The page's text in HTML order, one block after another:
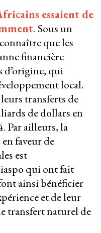
essaient de
Sous un
que les
financière
d’origine, qui
local.
transferts de
de dollars en
Par ailleurs, la
faveur de
est
qui ont fait
ainsi bénéficier
et de leur
transfert naturel de